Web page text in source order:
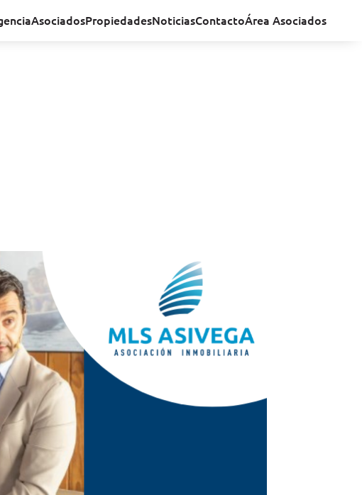
AsociadosPropiedadesNoticiasContactoÁrea Asociados